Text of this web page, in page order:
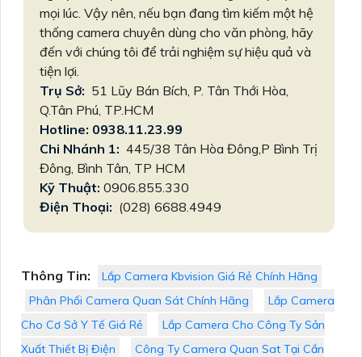
mọi lúc. Vậy nên, nếu bạn đang tìm kiếm một hệ
thống camera chuyên dùng cho văn phòng, hãy
đến với chúng tôi để trải nghiệm sự hiệu quả và
tiện lợi.
Trụ Sở: 51 Lũy Bán Bích, P. Tân Thới Hòa,
Q.Tân Phú, TP.HCM
Hotline: 0938.11.23.99
Chi Nhánh 1: 445/38 Tân Hòa Đông,P Bình Trị
Đông, Bình Tân, TP HCM
Kỹ Thuật: 0906.855.330
Điện Thoại: (028) 6688.4949
Thông Tin:
Lắp Camera Kbvision Giá Rẻ Chính Hãng
Phân Phối Camera Quan Sát Chính Hãng
Lắp Camera
Cho Cơ Sở Y Tế Giá Rẻ
Lắp Camera Cho Công Ty Sản
Xuất Thiết Bị Điện
Công Ty Camera Quan Sat Tại Cần